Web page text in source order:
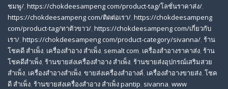
ชมพู/, https://chokdeesampeng com/product-tag/โลชั่นราคาส่ง/,
https://chokdeesampeng com/ติดต่อเรา/, https://chokdeesampeng
com/product-tag/ทาตัวขาว/, https://chokdeesampeng com/เกี่ยวกับ
เรา/, https://chokdeesampeng com/product-category/sivanna/, ร้าน
โชคดี สําเพ็ง, เครื่องสำอาง สำเพ็ง, semalt com, เครื่องสำอางราคาส่ง, ร้าน
โชคดีสำเพ็ง, ร้านขายส่งเครื่องสําอาง สําเพ็ง, ร้านขายส่งอุปกรณ์เสริมสวย
สําเพ็ง, เครื่องสำอางสำเพ็ง, ขายส่งเครื่องสำอางค์, เครื่องสำอางขายส่ง, โชค
ดี สําเพ็ง, ร้านขายส่งเครื่องสําอาง สําเพ็ง pantip, sivanna, www